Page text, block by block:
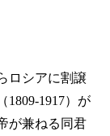
ロシアに割譲
）が
が兼ねる同君